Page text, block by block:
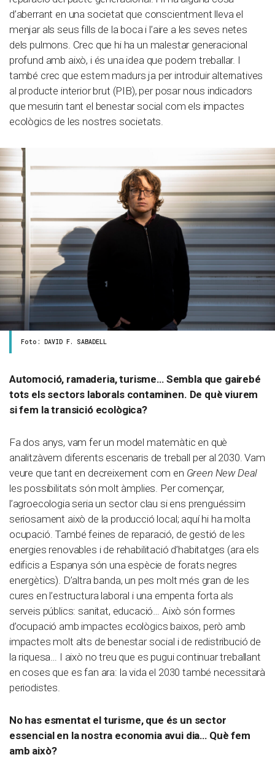
d’aberrant en una societat que conscientment lleva el
menjar als seus fills de la boca i l’aire a les seves netes
dels pulmons. Crec que hi ha un malestar generacional
profund amb això, i és una idea que podem treballar. I
també crec que estem madurs ja per introduir alternatives
al producte interior brut (PIB), per posar nous indicadors
que mesurin tant el benestar social com els impactes
ecològics de les nostres societats.
Foto: DAVID F. SABADELL
Automoció, ramaderia, turisme… Sembla que gairebé
tots els sectors laborals contaminen. De què viurem
si fem la transició ecològica?
Fa dos anys, vam fer un model matemàtic en què
analitzàvem diferents escenaris de treball per al 2030. Vam
veure que tant en decreixement com en Green New Deal
les possibilitats són molt àmplies. Per començar,
l’agroecologia seria un sector clau si ens prenguéssim
seriosament això de la producció local; aquí hi ha molta
ocupació. També feines de reparació, de gestió de les
energies renovables i de rehabilitació d’habitatges (ara els
edificis a Espanya són una espècie de forats negres
energètics). D’altra banda, un pes molt més gran de les
cures en l’estructura laboral i una empenta forta als
serveis públics: sanitat, educació… Això són formes
d’ocupació amb impactes ecològics baixos, però amb
impactes molt alts de benestar social i de redistribució de
la riquesa… I això no treu que es pugui continuar treballant
en coses que es fan ara: la vida el 2030 també necessitarà
periodistes.
No has esmentat el turisme, que és un sector
essencial en la nostra economia avui dia… Què fem
amb això?